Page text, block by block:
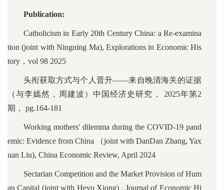
Publication:
Catholicism in Early 20th Century China: a Re-examina
tion (joint with Ningning Ma), Explorations in Economic His
tory，vol 98 2025
头衔获取方式与个人晋升——来自晚清海关的证据
（与李嫣然，周建波）中国经济史研究， 2025年第2
期， pg.164-181
Working mothers' dilemma during the COVID-19 pand
emic: Evidence from China （joint with DanDan Zhang, Yax
uan Liu), China Economic Review, April 2024
Sectarian Competition and the Market Provision of Hum
an Capital (joint with Heyu Xiong) , Journal of Economic Hi